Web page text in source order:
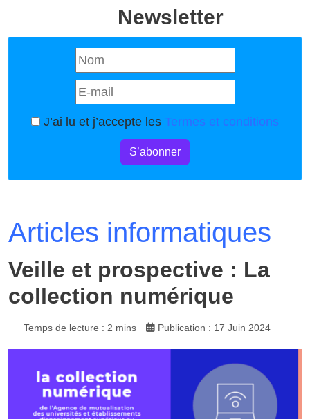
Newsletter
J’ai lu et j’accepte les Termes et conditions
S’abonner
Articles informatiques
Veille et prospective : La
collection numérique
Temps de lecture : 2 mins Publication : 17 Juin 2024